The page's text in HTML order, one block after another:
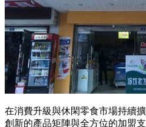
在消費升級與休閑零食市場持續
創新的產品矩陣與全方位的加盟